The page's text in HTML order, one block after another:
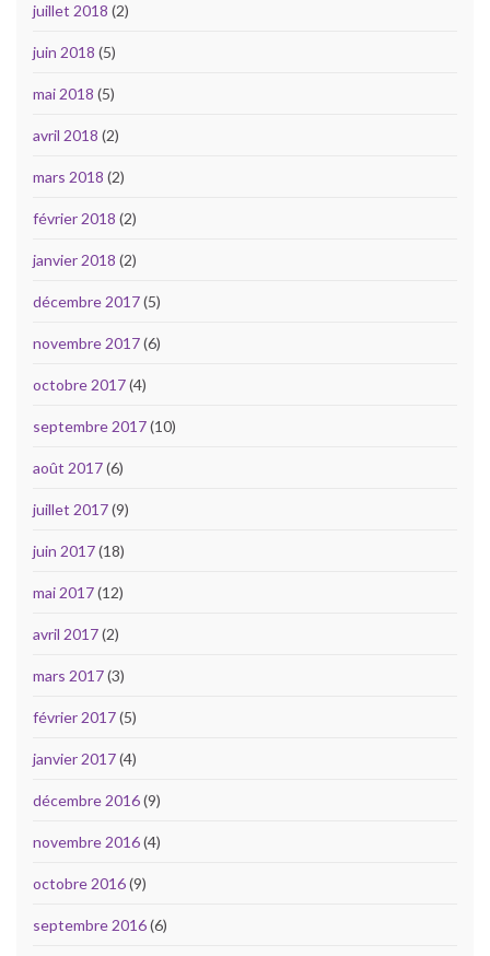
juillet 2018 (2)
juin 2018 (5)
mai 2018 (5)
avril 2018 (2)
mars 2018 (2)
février 2018 (2)
janvier 2018 (2)
décembre 2017(5)
novembre 2017(6)
octobre 2017(4)
septembre 2017(10)
août 2017(6)
juillet 2017(9)
juin 2017(18)
mai 2017(12)
avril 2017(2)
mars 2017(3)
février 2017(5)
janvier 2017(4)
décembre 2016(9)
novembre 2016(4)
octobre 2016(9)
septembre 2016(6)